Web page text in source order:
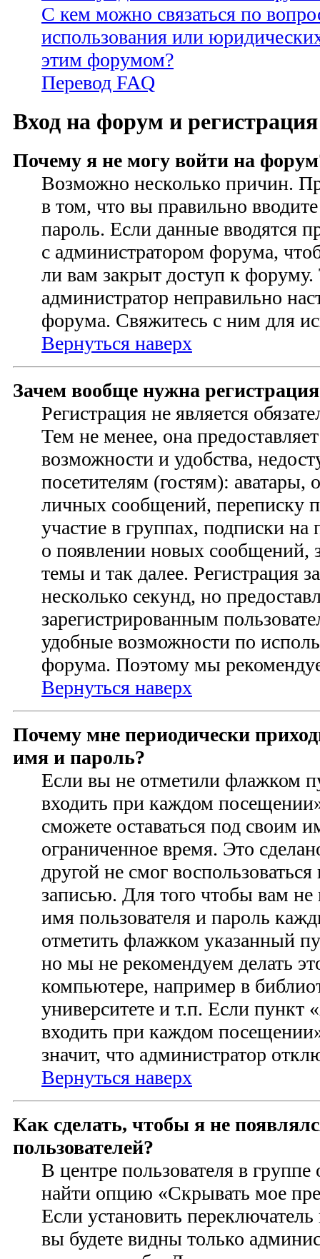
С кем можно связаться по
использования или
этим форумом?
Перевод FAQ
Вход на форум и регистрация
Почему я не могу войти на
Возможно несколько причин.
в том, что вы правильно
пароль. Если данные вводятся
с администратором форума,
ли вам закрыт доступ к
администратор неправильно
форума. Свяжитесь с ним для
Вернуться наверх
Зачем вообще нужна
Регистрация не является
Тем не менее, она
возможности и удобства,
посетителям (гостям): аватары,
личных сообщений, переписку
участие в группах, подписки
о появлении новых сообщений,
темы и так далее. Регистрация
несколько секунд, но
зарегистрированным
удобные возможности по
форума. Поэтому мы
Вернуться наверх
Почему мне периодически
имя и пароль?
Если вы не отметили флажком
входить при каждом
сможете оставаться под своим
ограниченное время. Это
другой не смог
записью. Для того чтобы вам не
имя пользователя и пароль
отметить флажком указанный
но мы не рекомендуем делать
компьютере, например в
университете и т.п. Если пункт
входить при каждом посещении»
значит, что администратор
Вернуться наверх
Как сделать, чтобы я не
пользователей?
В центре пользователя в
найти опцию «Скрывать мое
Если установить
вы будете видны только